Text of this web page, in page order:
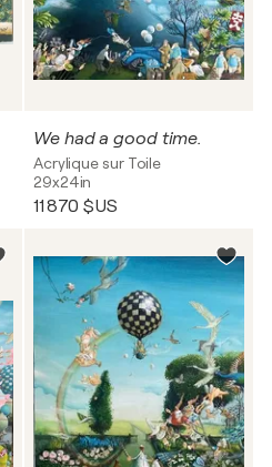
We had a good time.
Acrylique sur Toile
29x24in
11 870 $US